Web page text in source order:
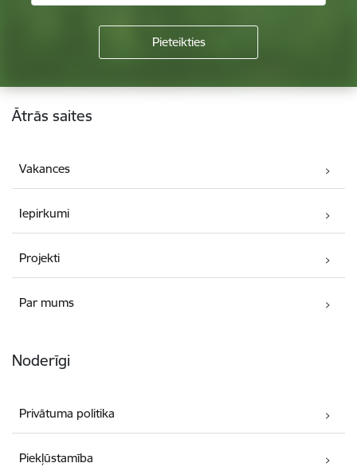
Kājene
Ātrās saites
Vakances
Iepirkumi
Projekti
Par mums
Noderīgi
Privātuma politika
Piekļūstamība